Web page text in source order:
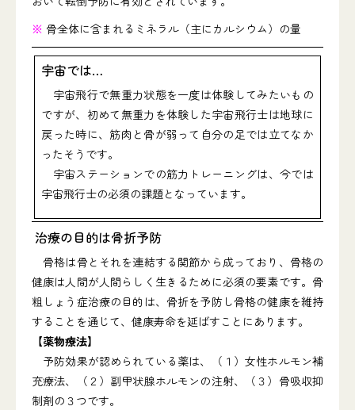
※ 骨全体に含まれるミネラル（主にカルシウム）の量
宇宙では…
宇宙飛行で無重力状態を一度は体験してみたいもの
ですが、初めて無重力を体験した宇宙飛行士は地球に
戻った時に、筋肉と骨が弱って自分の足では立てなか
ったそうです。
宇宙ステーションでの筋力トレーニングは、今では
宇宙飛行士の必須の課題となっています。
治療の目的は骨折予防
骨格は骨とそれを連結する関節から成っており、骨格の
健康は人間が人間らしく生きるために必須の要素です。骨
粗しょう症治療の目的は、骨折を予防し骨格の健康を維持
することを通じて、健康寿命を延ばすことにあります。
【薬物療法】
予防効果が認められている薬は、（１）女性ホルモン補
充療法、（２）副甲状腺ホルモンの注射、（３）骨吸収抑
制剤の３つです。